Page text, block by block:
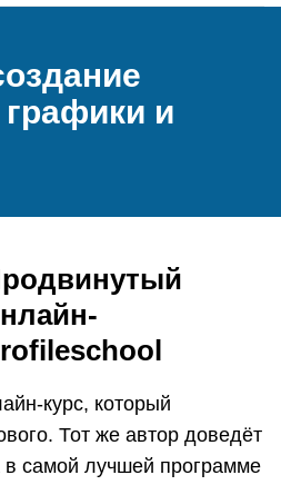
и
курс, который
Тот же автор доведёт
в самой лучшей программе